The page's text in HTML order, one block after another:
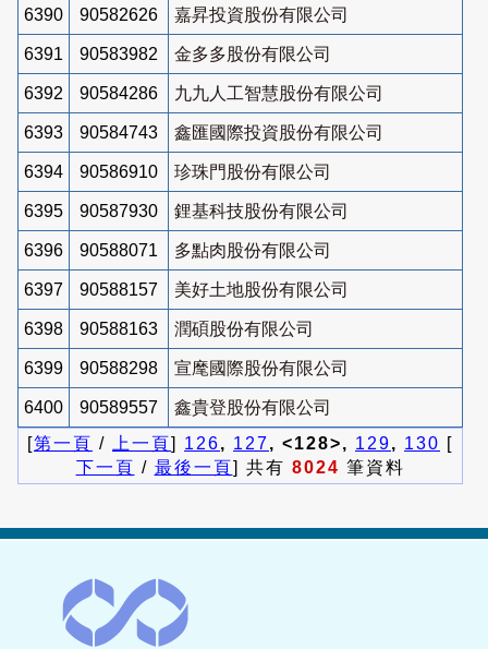
6390 90582626 嘉昇投資股份有限公司
6391 90583982 金多多股份有限公司
6392 90584286 九九人工智慧股份有限公司
6393 90584743 鑫匯國際投資股份有限公司
6394 90586910 珍珠門股份有限公司
6395 90587930 鋰基科技股份有限公司
6396 90588071 多點肉股份有限公司
6397 90588157 美好土地股份有限公司
6398 90588163 潤碩股份有限公司
6399 90588298 宣麾國際股份有限公司
6400 90589557
鑫貴登股份有限公司
[第一頁 / 上一頁] 126, 127, <128>, 129, 130 [
下一頁 / 最後一頁] 共有 8024 筆資料